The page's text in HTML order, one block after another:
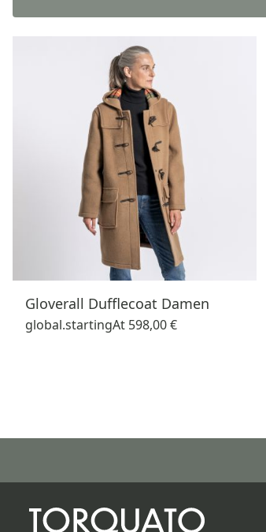
Gloverall Dufflecoat Damen
global.startingAt 598,00 €